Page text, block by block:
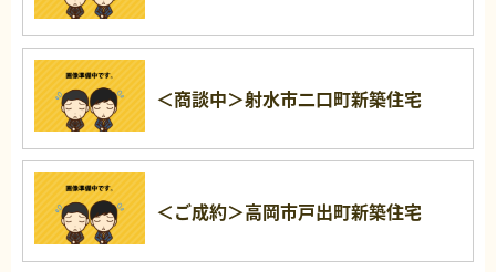
＜商談中＞射水市二口町新築住宅
＜ご成約＞高岡市戸出町新築住宅